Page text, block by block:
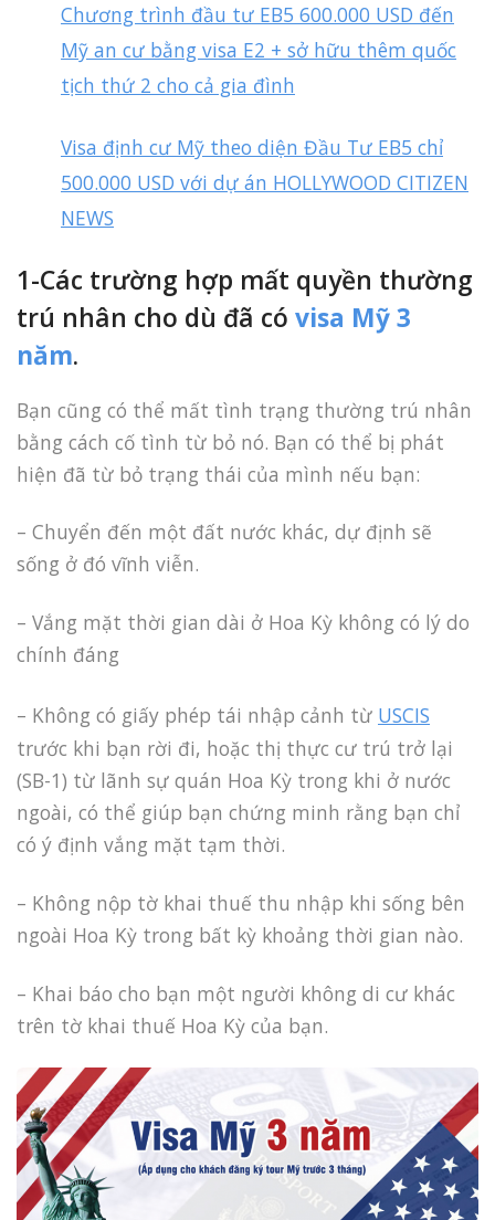
Chương trình đầu tư EB5 600.000 USD đến
Mỹ an cư bằng visa E2 + sở hữu thêm quốc
tịch thứ 2 cho cả gia đình
Visa định cư Mỹ theo diện Đầu Tư EB5 chỉ
500.000 USD với dự án HOLLYWOOD CITIZEN
NEWS
1-Các trường hợp mất quyền thường
trú nhân cho dù đã có visa Mỹ 3
năm.
Bạn cũng có thể mất tình trạng thường trú nhân
bằng cách cố tình từ bỏ nó. Bạn có thể bị phát
hiện đã từ bỏ trạng thái của mình nếu bạn:
– Chuyển đến một đất nước khác, dự định sẽ
sống ở đó vĩnh viễn.
– Vắng mặt thời gian dài ở Hoa Kỳ không có lý do
chính đáng
– Không có giấy phép tái nhập cảnh từ USCIS
trước khi bạn rời đi, hoặc thị thực cư trú trở lại
(SB-1) từ lãnh sự quán Hoa Kỳ trong khi ở nước
ngoài, có thể giúp bạn chứng minh rằng bạn chỉ
có ý định vắng mặt tạm thời.
– Không nộp tờ khai thuế thu nhập khi sống bên
ngoài Hoa Kỳ trong bất kỳ khoảng thời gian nào.
– Khai báo cho bạn một người không di cư khác
trên tờ khai thuế Hoa Kỳ của bạn.